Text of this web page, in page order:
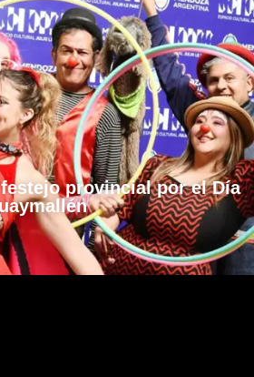
provincial por el Día